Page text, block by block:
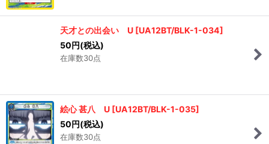
天才との出会い U [UA12BT/BLK-1-034]
50円(税込)
在庫数30点
絵心 甚八 U [UA12BT/BLK-1-035]
50 円(税込)
在庫数30点